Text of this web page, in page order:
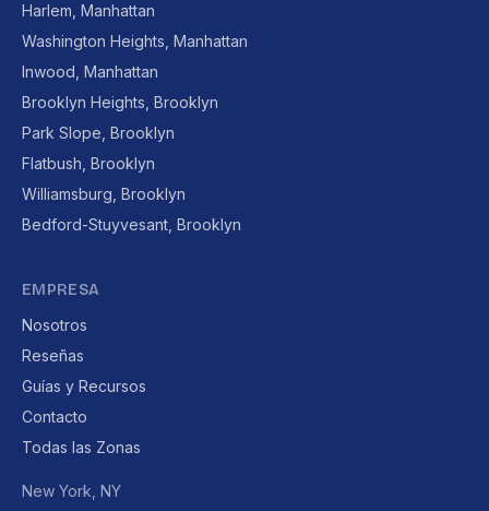
Harlem, Manhattan
Washington Heights, Manhattan
Inwood, Manhattan
Brooklyn Heights, Brooklyn
Park Slope, Brooklyn
Flatbush, Brooklyn
Williamsburg, Brooklyn
Bedford-Stuyvesant, Brooklyn
EMPRESA
Nosotros
Reseñas
Guías y Recursos
Contacto
Todas las Zonas
New York, NY